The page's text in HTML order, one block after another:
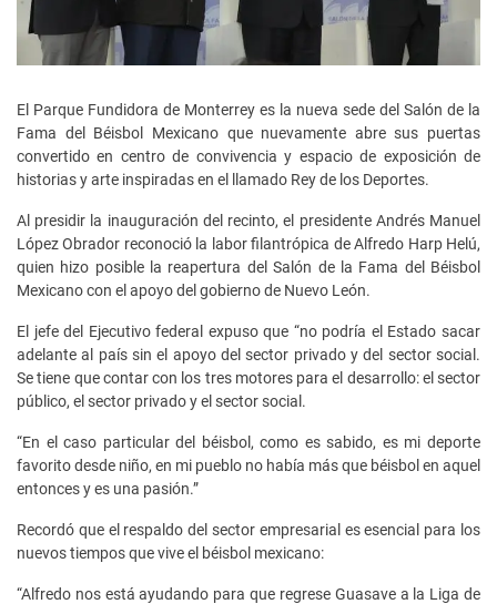
El Parque Fundidora de Monterrey es la nueva sede del Salón de la
Fama del Béisbol Mexicano que nuevamente abre sus puertas
convertido en centro de convivencia y espacio de exposición de
historias y arte inspiradas en el llamado Rey de los Deportes.
Al presidir la inauguración del recinto, el presidente Andrés Manuel
López Obrador reconoció la labor filantrópica de Alfredo Harp Helú,
quien hizo posible la reapertura del Salón de la Fama del Béisbol
Mexicano con el apoyo del gobierno de Nuevo León.
El jefe del Ejecutivo federal expuso que “no podría el Estado sacar
adelante al país sin el apoyo del sector privado y del sector social.
Se tiene que contar con los tres motores para el desarrollo: el sector
público, el sector privado y el sector social.
“En el caso particular del béisbol, como es sabido, es mi deporte
favorito desde niño, en mi pueblo no había más que béisbol en aquel
entonces y es una pasión.”
Recordó que el respaldo del sector empresarial es esencial para los
nuevos tiempos que vive el béisbol mexicano:
“Alfredo nos está ayudando para que regrese Guasave a la Liga de